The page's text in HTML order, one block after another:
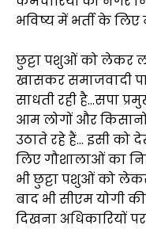
भविष्य में भर्ती के
छुट्टा पशुओं को लेकर
खासकर समाजवादी
साधती रही है…सपा
आम लोगों और
उठाते रहे हैं… इसी को
लिए गौशालाओं का
भी छुट्टा पशुओं को
बाद भी सीएम योगी
दिखना अधिकारियों